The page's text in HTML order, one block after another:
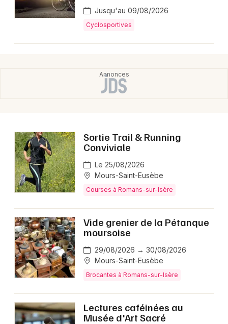
Sports
Agenda dans la Drôme
Agenda en Rhône-Alpes
Agenda en Auvergne-Rhône-Alpes
Newsletter des sorties
Artistes en tournée
Actus à Romans-sur-Isère
Magazine à Romans-sur-Isère
Paris Jusqu'au 09/08/2026
Cyclosportives
Sortie Trail & Running
Conviviale
Le 25/08/2026
Mours-Saint-Eusèbe
Courses à Romans-sur-Isère
Vide grenier de la Pétanque
moursoise
29/08/2026 → 30/08/2026
Mours-Saint-Eusèbe
Brocantes à Romans-sur-Isère
Lectures caféinées au
Musée d'Art Sacré